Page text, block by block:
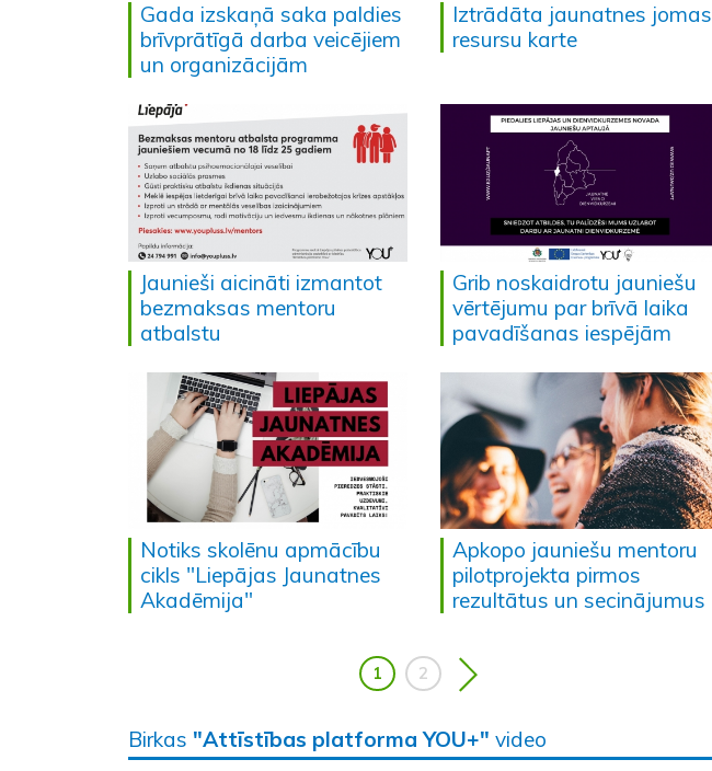
Gada izskaņā saka paldies
brīvprātīgā darba veicējiem
un organizācijām
Iztrādāta jaunatnes jomas
resursu karte
Jaunieši aicināti izmantot
bezmaksas mentoru
atbalstu
Grib noskaidrotu jauniešu
vērtējumu par brīvā laika
pavadīšanas iespējām
Notiks skolēnu apmācību
cikls "Liepājas Jaunatnes
Akadēmija"
Apkopo jauniešu mentoru
pilotprojekta pirmos
rezultātus un secinājumus
1 2
Birkas "Attīstības platforma YOU+" video